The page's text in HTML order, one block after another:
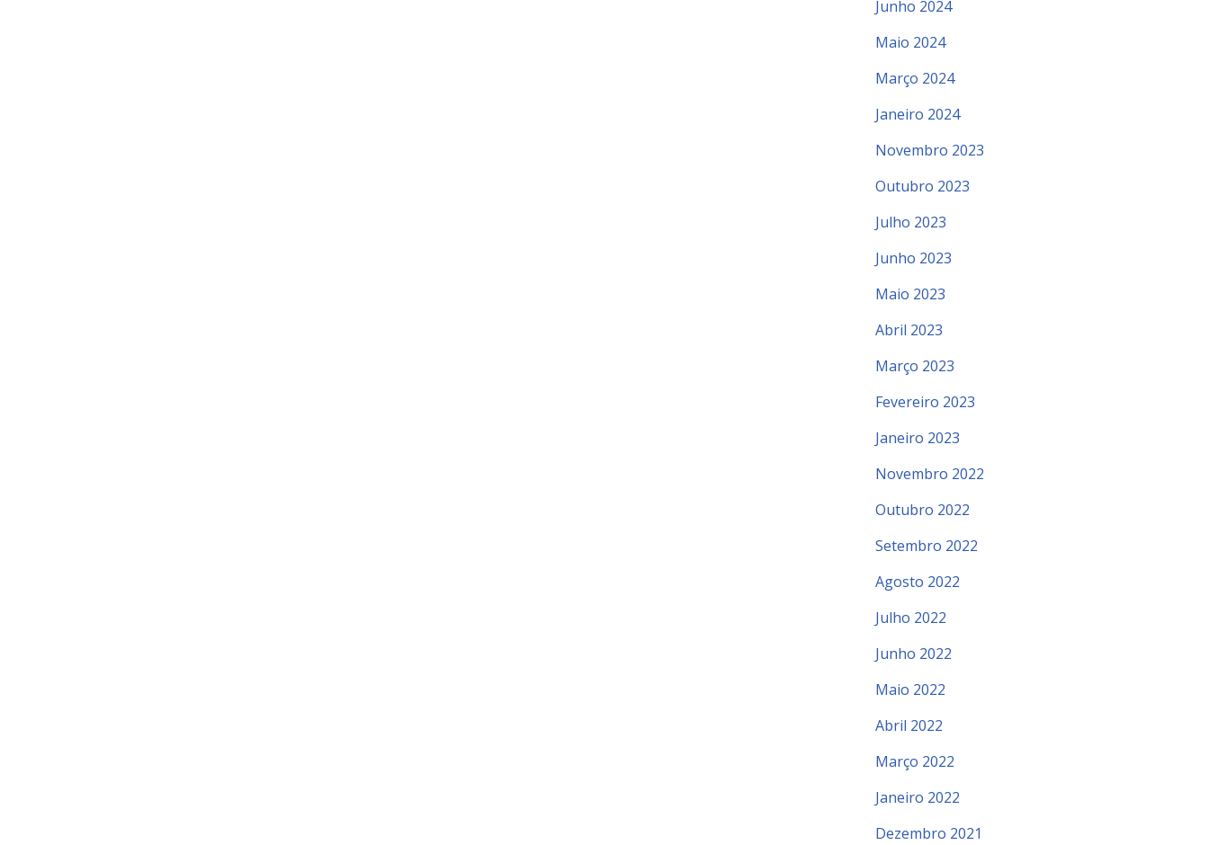
Junho 2024
Maio 2024
Março 2024
Janeiro 2024
Novembro 2023
Outubro 2023
Julho 2023
Junho 2023
Maio 2023
Abril 2023
Março 2023
Fevereiro 2023
Janeiro 2023
Novembro 2022
Outubro 2022
Setembro 2022
Agosto 2022
Julho 2022
Junho 2022
Maio 2022
Abril 2022
Março 2022
Janeiro 2022
Dezembro 2021